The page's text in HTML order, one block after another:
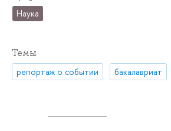
Наука
Темы
репортаж о событии бакалавриат